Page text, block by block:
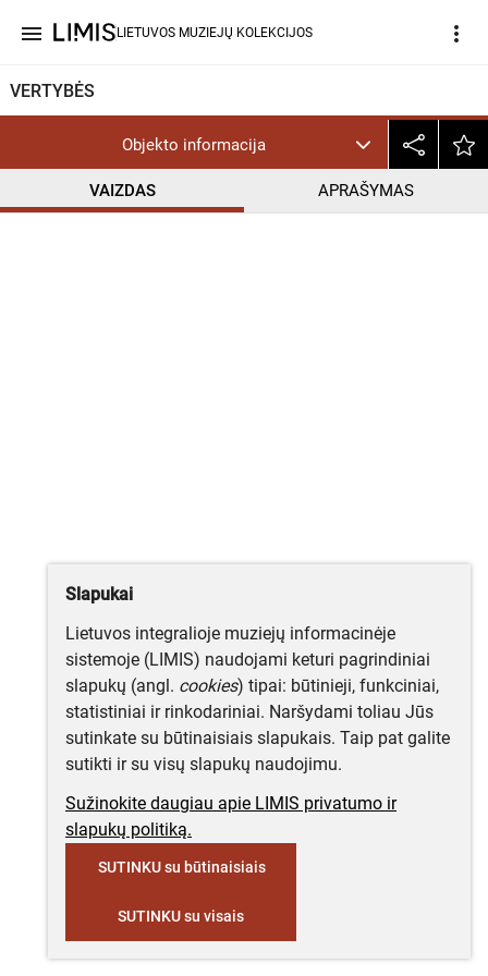
menu LIETUVOS MUZIEJŲ KOLEKCIJOS more_vert
VERTYBĖS
Objekto informacija
VAIZDAS APRAŠYMAS
help_outline
Slapukai
Lietuvos integralioje muziejų informacinėje
sistemoje (LIMIS) naudojami keturi pagrindiniai
slapukų (angl. cookies) tipai: būtinieji, funkciniai,
statistiniai ir rinkodariniai. Naršydami toliau Jūs
sutinkate su būtinaisiais slapukais. Taip pat galite
sutikti ir su visų slapukų naudojimu.
Sužinokite daugiau apie LIMIS privatumo ir
slapukų politiką.
SUTINKU su būtinaisiais
SUTINKU su visais